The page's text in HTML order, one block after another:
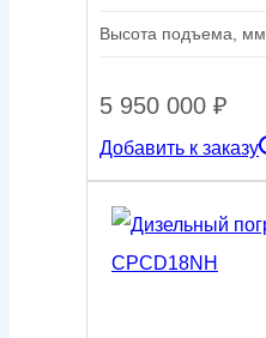
Высота подъема, мм
5 950 000 ₽
Добавить к заказу